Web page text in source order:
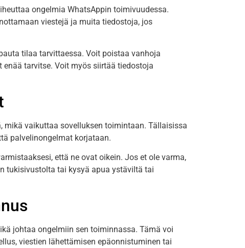
ongelmia WhatsAppin toimivuudessa.
viestejä ja muita tiedostoja, jos
tilaa tarvittaessa. Voit poistaa vanhoja
tarvitse. Voit myös siirtää tiedostoja
vaikuttaa sovelluksen toimintaan. Tällaisissa
palvelinongelmat korjataan.
että ne ovat oikein. Jos et ole varma,
tukisivustolta tai kysyä apua ystäviltä tai
johtaa ongelmiin sen toiminnassa. Tämä voi
viestien lähettämisen epäonnistuminen tai